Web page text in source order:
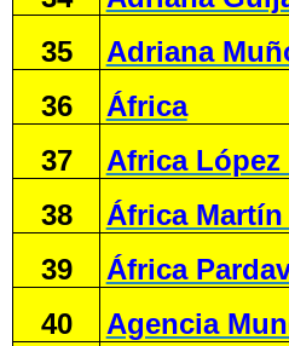
35
Adriana
36
África
37
Africa López
38
África Martín
39
África
40
Agencia